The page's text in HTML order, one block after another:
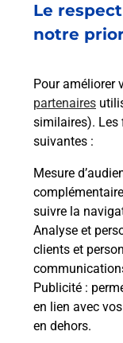
Le
notre
Pour améliorer
partenaires
similaires). Les
suivantes :
Mesure
suivre la
Analyse et
clients et
Publicité :
en lien avec
en dehors.
Pourquoi
Comment
CEWE ?
Puis-je
mon
En Savoir